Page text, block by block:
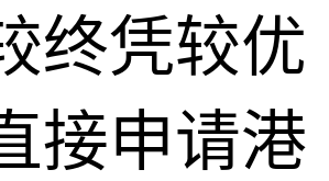
终凭较优
接申请港